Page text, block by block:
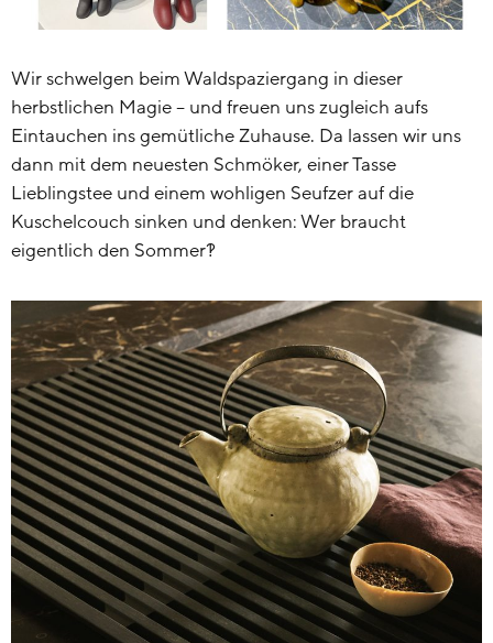
Wir schwelgen beim Waldspaziergang in dieser
herbstlichen Magie – und freuen uns zugleich aufs
Eintauchen ins gemütliche Zuhause. Da lassen wir uns
dann mit dem neuesten Schmöker, einer Tasse
Lieblingstee und einem wohligen Seufzer auf die
Kuschelcouch sinken und denken: Wer braucht
eigentlich den Sommer?!